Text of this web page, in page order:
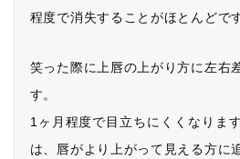
程度で消失することがほとんどです
笑った際に上唇の上がり方に左右
す。
1ヶ月程度で目立ちにくくなりま
は、唇がより上がって見える方に